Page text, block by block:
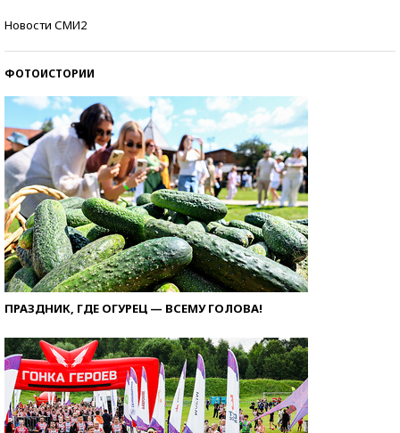
Новости СМИ2
ФОТОИСТОРИИ
ПРАЗДНИК, ГДЕ ОГУРЕЦ — ВСЕМУ ГОЛОВА!